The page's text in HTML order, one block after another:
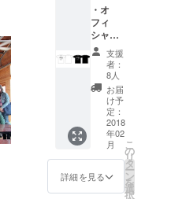
能） ・
オリジ
ナルス
テッ
カー4枚
セット
・お礼
のメッ
セージ
・オ
フィ
シャルT
シャ
ツ 1枚
（宇宙
／白or
黒）サ
イズは
M・L・
宙ビー
ルチ
ケット5
枚（イ
支援
者：
8人
お届
け予
定：
2018
年02
月
詳細を見る
こ
の
リ
タ
ー
ン
を
選
択